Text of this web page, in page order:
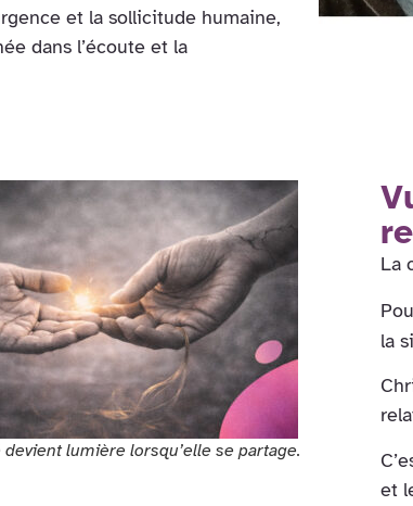
et la sollicitude humaine,
dans l’écoute et la
lumière lorsqu’elle se partage.
La
la
et